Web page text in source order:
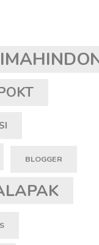
BLOGGER